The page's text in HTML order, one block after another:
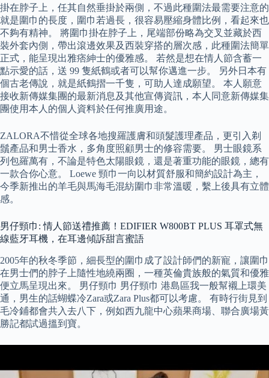
掛在脖子上，任其自然垂掛於兩側，不過此種圍法最需要注意的
就是圍巾的長度，圍巾若過長，很容易壓縮身體比例，看起來也
不夠有精神。 將圍巾掛在脖子上，尾端部份略為交叉並藏於西
裝外套內側，帶出滾邊效果及西裝穿搭的層次感，此種圍法簡單
正式，能呈現出雅痞紳士的優雅感。 若然是想在情人節含蓄一
點示愛的話，送 99 隻紙鶴或者可以幫你邁進一步。 另外日本有
個古老傳說，就是紙鶴摺一千隻，可助人達成願望。 本人願意
接收新傳媒集團的最新消息及其他宣傳資訊，本人同意新傳媒集
團使用本人的個人資料於任何推廣用途。
ZALORA不惜從全球各地搜羅護膚和頭髮護理產品，更引入剃
鬚產品和男士香水，多角度照顧男士的修容需要。 男士眼鏡系
列包羅萬有，不論是特色太陽眼鏡，還是著重功能的眼鏡，總有
一款合你心意。 Loewe 頸巾一向以材質舒服和簡約設計為主，
今季新推出的羊毛與馬海毛混紡圍巾非常溫暖，繫上後具有立體
感。
男仔頸巾: 情人節送禮推薦！EDIFIER W800BT PLUS 耳罩式無
線藍牙耳機，在耳邊傾訴甜言蜜語
2005年的秋冬季節，細長型的圍巾成了設計師們的新寵，讓圍巾
在男士們的脖子上隨性地繞兩圈，一種英倫貴族般的氣質和優雅
便立馬呈現出來。 男仔頸巾 男仔頸巾 港島區我一般幫襯上環美
通，男生的話蝴蝶冷Zara或Zara Plus都可以考慮。 有時行街見到
毛冷鋪都會共入去八下，例如西九龍中心蘋果商場、聯合廣場黃
勝記都試過搵到寶。